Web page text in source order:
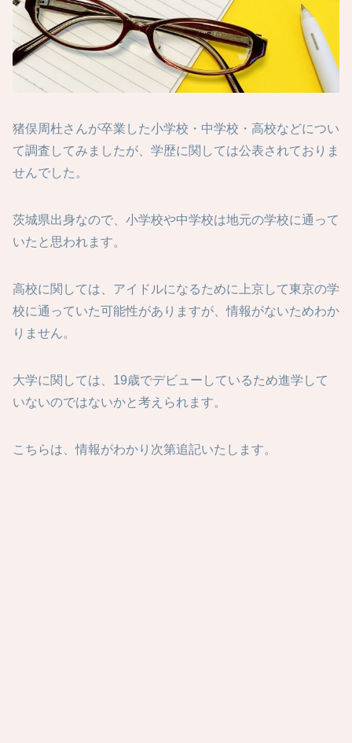
猪俣周杜さんが卒業した小学校・中学校・高校などについ
て調査してみましたが、学歴に関しては公表されておりま
せんでした。
茨城県出身なので、小学校や中学校は地元の学校に通って
いたと思われます。
高校に関しては、アイドルになるために上京して東京の学
校に通っていた可能性がありますが、情報がないためわか
りません。
大学に関しては、19歳でデビューしているため進学して
いないのではないかと考えられます。
こちらは、情報がわかり次第追記いたします。